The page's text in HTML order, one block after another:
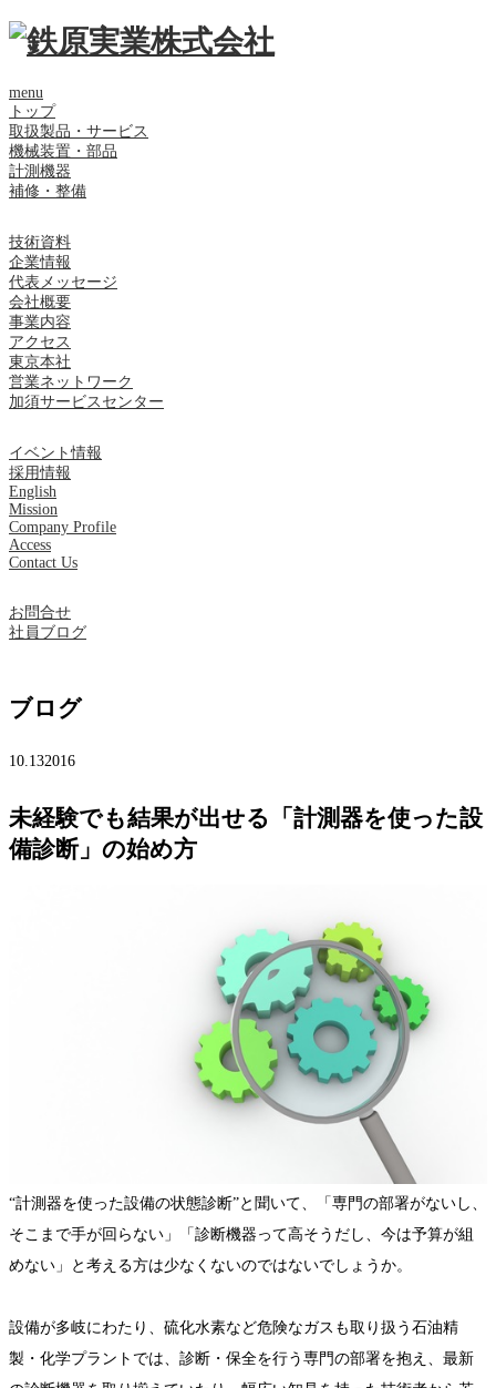
menu
トップ
取扱製品・サービス
機械装置・部品
計測機器
補修・整備
技術資料
企業情報
代表メッセージ
会社概要
事業内容
アクセス
東京本社
営業ネットワーク
加須サービスセンター
イベント情報
採用情報
English
Mission
Company Profile
Access
Contact Us
お問合せ
社員ブログ
ブログ
10.132016
未経験でも結果が出せる「計測器を使った設
備診断」の始め方
“計測器を使った設備の状態診断”と聞いて、「専門の部署がないし、
そこまで手が回らない」「診断機器って高そうだし、今は予算が組
めない」と考える方は少なくないのではないでしょうか。
設備が多岐にわたり、硫化水素など危険なガスも取り扱う石油精
製・化学プラントでは、診断・保全を行う専門の部署を抱え、最新